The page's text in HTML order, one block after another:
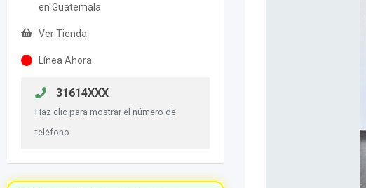
en Guatemala
Ver Tienda
Línea Ahora
31614XXX
Haz clic para mostrar el número de
teléfono